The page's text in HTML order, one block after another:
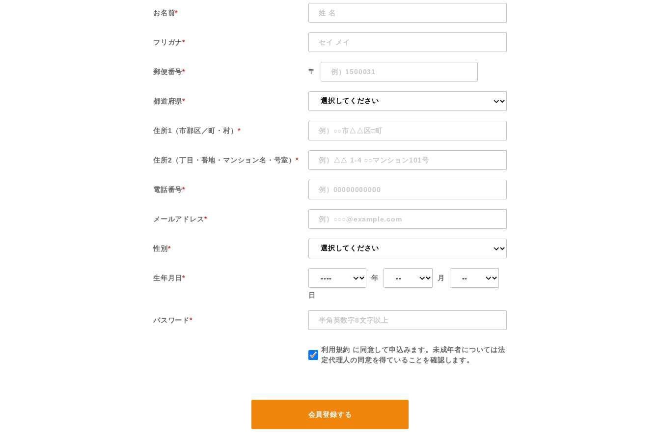
お名前*
フリガナ*
郵便番号* 〒
都道府県*
住所1（市郡区／町・村） *
住所2（丁目・番地・マンション名・号室） *
電話番号*
メールアドレス*
性別 *
生年月日* 年 月
日
パスワード*
利用規約 に同意して申込みます。未成年者については法
定代理人の同意を得ていることを確認します。